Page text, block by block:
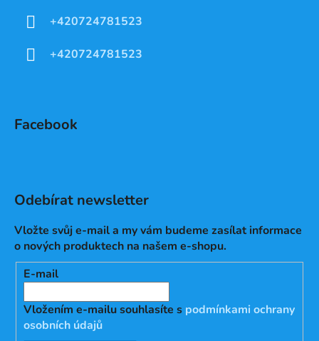
+420724781523
+420724781523
Facebook
Odebírat newsletter
Vložte svůj e-mail a my vám budeme zasílat informace
o nových produktech na našem e-shopu.
E-mail
Vložením e-mailu souhlasíte s podmínkami ochrany
osobních údajů